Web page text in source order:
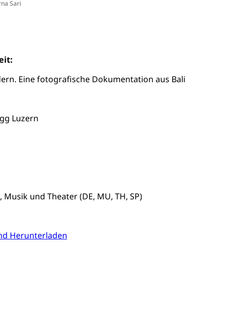
Sari
Eine fotografische Dokumentation aus Bali
Luzern
Musik und Theater (DE, MU, TH, SP)
Herunterladen
Cassis-deDijon-Prinzip
Krankenkasse
Tabakprävention, Primärprävention,
Prävention (Polizei)
Krankenversicherung, Unfallversicherung,
Suchtkrankheit, Drogenabhängige,